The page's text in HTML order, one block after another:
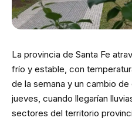
La provincia de Santa Fe
frío y estable, con
de la semana y un cambio
jueves, cuando llegarían
sectores del territorio